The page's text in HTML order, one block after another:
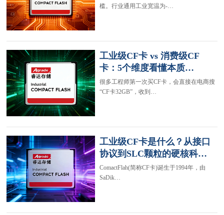
槛。行业通用工业宽温为-…
工业级CF卡 vs 消费级CF
卡：5个维度看懂本质…
很多工程师第一次买CF卡，会直接在电商搜
“CF卡32GB”，收到…
工业级CF卡是什么？从接口
协议到SLC颗粒的硬核科…
ComactFlah(简称CF卡)诞生于1994年，由
SaDik…